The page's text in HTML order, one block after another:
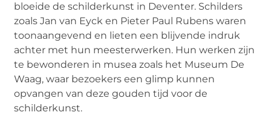
bloeide de schilderkunst in Deventer. Schilders
zoals Jan van Eyck en Pieter Paul Rubens waren
toonaangevend en lieten een blijvende indruk
achter met hun meesterwerken. Hun werken zijn
te bewonderen in musea zoals het Museum De
Waag, waar bezoekers een glimp kunnen
opvangen van deze gouden tijd voor de
schilderkunst.